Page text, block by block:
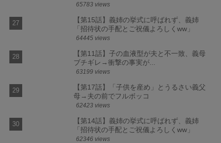
65783 views
【第15話】義姉の挙式に呼ばれず、義姉
「招待状の手配とご祝儀よろしくww」
64445 views
【第11話】子の血液型が夫と不一致、義母
ブチギレ→衝撃の事実が...
63199 views
【第17話】「子供を産め」とうるさい義父
母→夫の前でフルボッコ
62423 views
【第14話】義姉の挙式に呼ばれず、義姉
「招待状の手配とご祝儀よろしくww」
62346 views